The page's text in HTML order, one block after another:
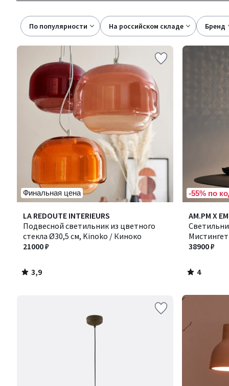
По популярности на российском складе бренд
Финальная цена
LA REDOUTE INTERIEURS
Подвесной светильник из цветного
стекла Ø30,5 см, Kinoko / Киноко
21000 ₽
3,9
/ 5
3,9
/
-55% по
AM.PM X
38900 ₽
4
/
5
4
/
Ближе,
кажется!
Товары